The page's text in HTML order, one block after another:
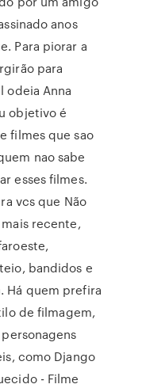
anos
Para piorar a
para
odeia Anna
objetivo é
filmes que sao
nao sabe
esses filmes.
vcs que Não
recente,
bandidos e
Há quem prefira
de filmagem,
como Django
- Filme